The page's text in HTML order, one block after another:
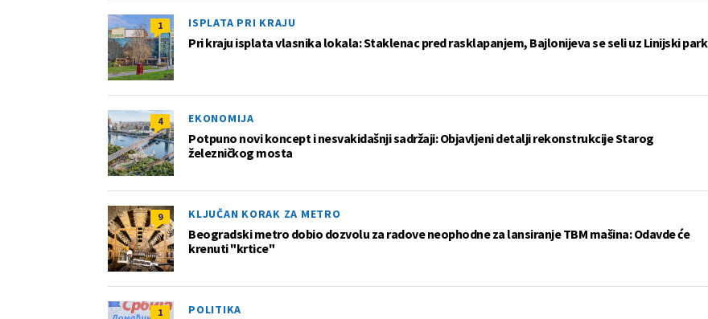
1 ISPLATA PRI KRAJU
Pri kraju isplata vlasnika lokala: Staklenac pred rasklapanjem, Bajlonijeva se seli uz Linijski park
4 EKONOMIJA
Potpuno novi koncept i nesvakidašnji sadržaji: Objavljeni detalji rekonstrukcije Starog
železničkog mosta
9 KLJUČAN KORAK ZA METRO
Beogradski metro dobio dozvolu za radove neophodne za lansiranje TBM mašina: Odavde će
krenuti "krtice"
1 POLITIKA